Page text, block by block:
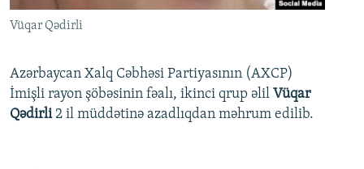
Vüqar Qədirli
Azərbaycan Xalq Cəbhəsi Partiyasının (AXCP)
İmişli rayon şöbəsinin fəalı, ikinci qrup əlil Vüqar
Qədirli2 il müddətinə azadlıqdan məhrum edilib.